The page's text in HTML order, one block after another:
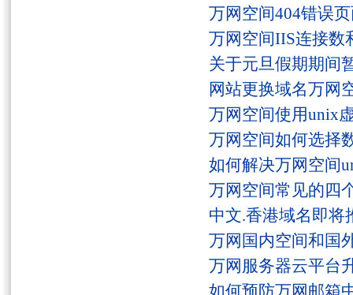
万网空间404错误
万网空间IIS连接数
关于元旦假期期间
网站更换域名万网
万网空间使用unix
万网空间如何选择
如何解决万网空间
万网空间常见的四
中文.香港域名即将
万网国内空间和国
万网服务器云平台
如何预防万网邮箱